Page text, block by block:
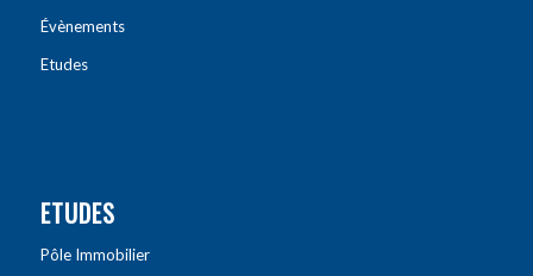
Évènements
Etudes
ETUDES
Pôle Immobilier